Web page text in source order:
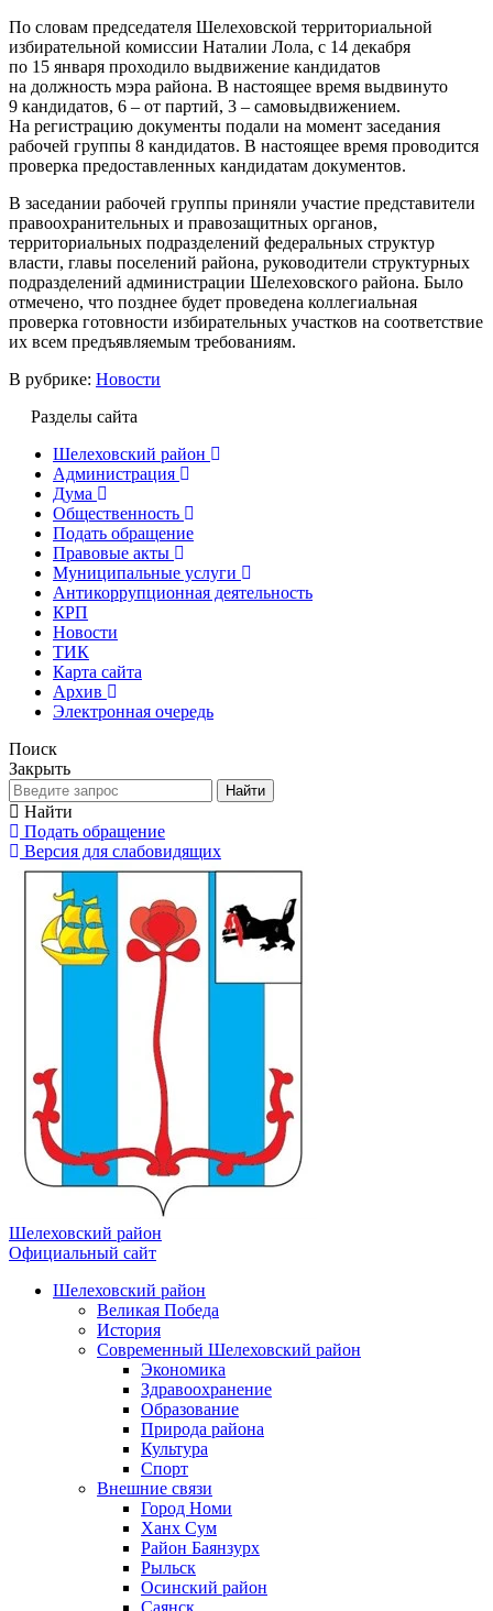
По словам председателя Шелеховской территориальной
избирательной комиссии Наталии Лола, с 14 декабря
по 15 января проходило выдвижение кандидатов
на должность мэра района. В настоящее время выдвинуто
9 кандидатов, 6 – от партий, 3 – самовыдвижением.
На регистрацию документы подали на момент заседания
рабочей группы 8 кандидатов. В настоящее время проводится
проверка предоставленных кандидатам документов.
В заседании рабочей группы приняли участие представители
правоохранительных и правозащитных органов,
территориальных подразделений федеральных структур
власти, главы поселений района, руководители структурных
подразделений администрации Шелеховского района. Было
отмечено, что позднее будет проведена коллегиальная
проверка готовности избирательных участков на соответствие
их всем предъявляемым требованиям.
В рубрике: Новости
Разделы сайта
Шелеховский район
Администрация
Дума
Общественность
Подать обращение
Правовые акты
Муниципальные услуги
Антикоррупционная деятельность
КРП
Новости
ТИК
Карта сайта
Архив
Электронная очередь
Поиск
Закрыть
Найти
Найти
Подать обращение
Версия для слабовидящих
Шелеховский район
Официальный сайт
Шелеховский район
Великая Победа
История
Современный Шелеховский район
Экономика
Здравоохранение
Образование
Природа района
Культура
Спорт
Внешние связи
Город Номи
Ханх Сум
Район Баянзурх
Рыльск
Осинский район
Саянск